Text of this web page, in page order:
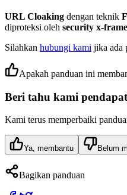
URL Cloaking dengan teknik
diproteksi oleh security x-frame
Silahkan hubungi kami jika ada
Apakah panduan ini
Beri tahu kami
Kami terus memperbaiki
Ya, membantu Belum
Bagikan panduan